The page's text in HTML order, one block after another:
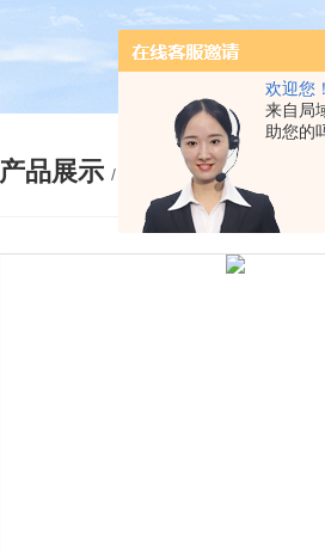
欢迎您！
来自局
助您的
产品展示 / PRODUCTS